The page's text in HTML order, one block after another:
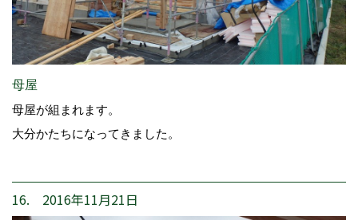
母屋
母屋が組まれます。
大分かたちになってきました。
16. 2016年11月21日